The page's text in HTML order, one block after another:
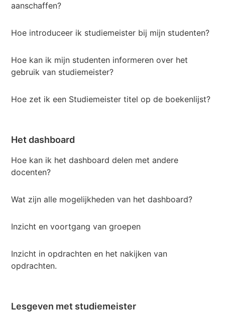
aanschaffen?
Hoe introduceer ik studiemeister bij mijn studenten?
Hoe kan ik mijn studenten informeren over het
gebruik van studiemeister?
Hoe zet ik een Studiemeister titel op de boekenlijst?
Het dashboard
Hoe kan ik het dashboard delen met andere
docenten?
Wat zijn alle mogelijkheden van het dashboard?
Inzicht en voortgang van groepen
Inzicht in opdrachten en het nakijken van
opdrachten.
Lesgeven met studiemeister